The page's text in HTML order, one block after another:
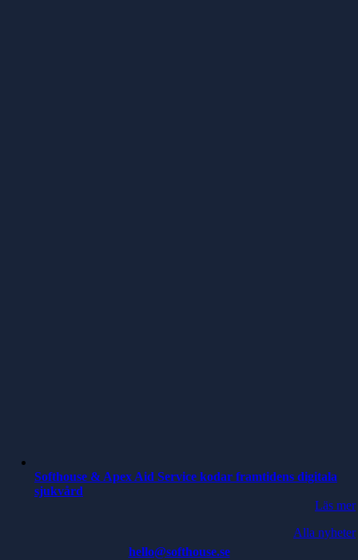
Softhouse & Apex Aid Service kodar framtidens digitala
sjukvård
Läs mer
Alla nyheter
hello@softhouse.se